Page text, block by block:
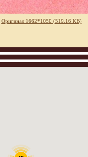
Оригинал 1662*1050 (519.16 KB)